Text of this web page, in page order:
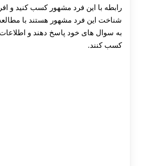
رابطه با این فرد مشهور کسب کنید و
شناخت این فرد مشهور هستند با مطالعه
به سوال های خود پاسخ دهند و
کسب کنند.